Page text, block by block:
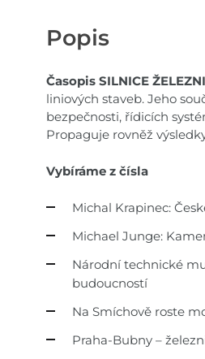
Popis
Časopis SILNICE
liniových staveb. Jeho
bezpečnosti, řídicích
Propaguje rovněž
Vybíráme z čísla
Michal Krapinec:
Michael Junge:
Národní technické
budoucností
Na Smíchově roste
Praha-Bubny –